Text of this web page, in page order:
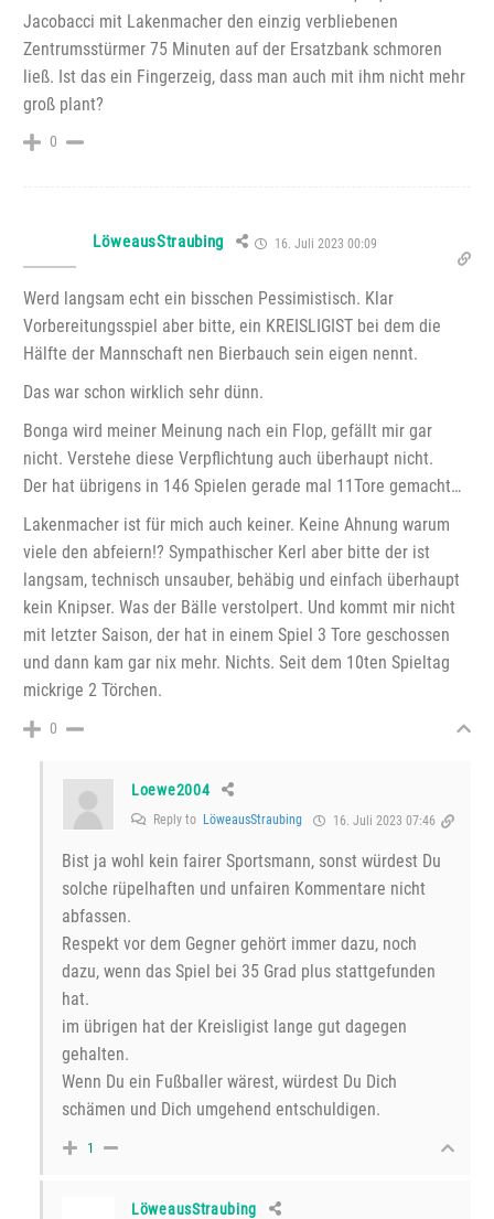
Jacobacci mit Lakenmacher den einzig verbliebenen
Zentrumsstürmer 75 Minuten auf der Ersatzbank schmoren
ließ. Ist das ein Fingerzeig, dass man auch mit ihm nicht mehr
groß plant?
0
LöweausStraubing 16. Juli 2023 00:09
Werd langsam echt ein bisschen Pessimistisch. Klar
Vorbereitungsspiel aber bitte, ein KREISLIGIST bei dem die
Hälfte der Mannschaft nen Bierbauch sein eigen nennt.
Das war schon wirklich sehr dünn.
Bonga wird meiner Meinung nach ein Flop, gefällt mir gar
nicht. Verstehe diese Verpflichtung auch überhaupt nicht.
Der hat übrigens in 146 Spielen gerade mal 11Tore gemacht…
Lakenmacher ist für mich auch keiner. Keine Ahnung warum
viele den abfeiern!? Sympathischer Kerl aber bitte der ist
langsam, technisch unsauber, behäbig und einfach überhaupt
kein Knipser. Was der Bälle verstolpert. Und kommt mir nicht
mit letzter Saison, der hat in einem Spiel 3 Tore geschossen
und dann kam gar nix mehr. Nichts. Seit dem 10ten Spieltag
mickrige 2 Törchen.
0
Loewe2004
Reply to LöweausStraubing 16. Juli 2023 07:46
Bist ja wohl kein fairer Sportsmann, sonst würdest Du
solche rüpelhaften und unfairen Kommentare nicht
abfassen.
Respekt vor dem Gegner gehört immer dazu, noch
dazu, wenn das Spiel bei 35 Grad plus stattgefunden
hat.
im übrigen hat der Kreisligist lange gut dagegen
gehalten.
Wenn Du ein Fußballer wärest, würdest Du Dich
schämen und Dich umgehend entschuldigen.
1
LöweausStraubing